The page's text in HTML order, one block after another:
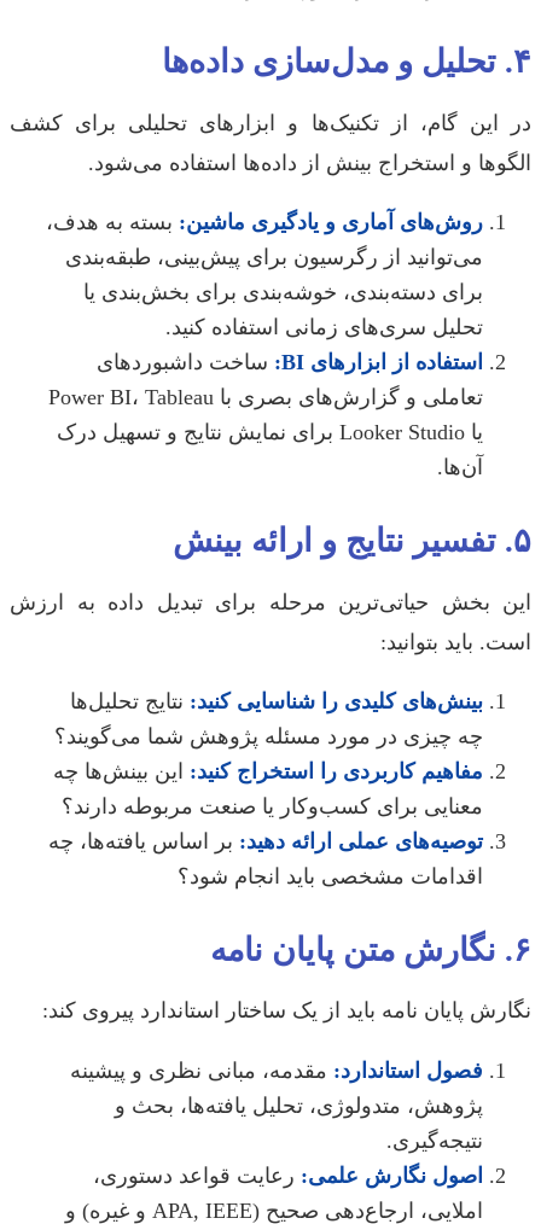
گام، از تکنیک‌ها و ابزارهای تحلیلی برای کشف
و استخراج بینش از داده‌ها استفاده می‌شود.
روش‌های آماری و یادگیری ماشین:بسته به هدف،
می‌توانید از رگرسیون برای پیش‌بینی، طبقه‌بندی
برای دسته‌بندی، خوشه‌بندی برای بخش‌بندی یا
تحلیل سری‌های زمانی استفاده کنید.
استفاده از ابزارهای BI:
ساخت داشبوردهای
تعاملی و گزارش‌های بصری با Power BI، Tableau
یا Looker Studio برای نمایش نتایج و تسهیل درک
بخش حیاتی‌ترین مرحله برای تبدیل داده به ارزش
باید بتوانید:
بینش‌های کلیدی را شناسایی کنید:نتایج تحلیل‌ها
چه چیزی در مورد مسئله پژوهش شما می‌گویند؟
مفاهیم کاربردی را استخراج کنید:این بینش‌ها چه
معنایی برای کسب‌وکار یا صنعت مربوطه دارند؟
توصیه‌های عملی ارائه دهید:بر اساس یافته‌ها، چه
اقدامات مشخصی باید انجام شود؟
پایان نامه باید از یک ساختار استاندارد پیروی کند:
فصول استاندارد:مقدمه، مبانی نظری و پیشینه
پژوهش، متدولوژی، تحلیل یافته‌ها، بحث و
نتیجه‌گیری.
اصول نگارش علمی:رعایت قواعد دستوری،
املایی، ارجاع‌دهی صحیح (APA, IEEE و غیره) و